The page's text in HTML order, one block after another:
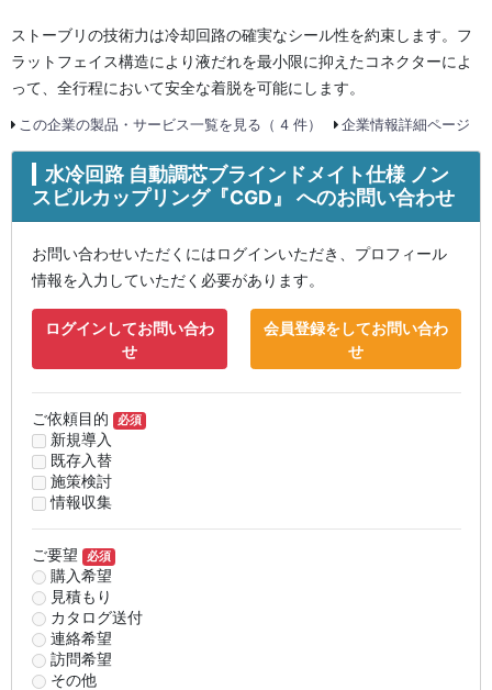
ストーブリの技術力は冷却回路の確実なシール性を約束します。フ
ラットフェイス構造により液だれを最小限に抑えたコネクターによ
って、全行程において安全な着脱を可能にします。
この企業の製品・サービス一覧を見る（ 4 件） 企業情報詳細ページ
水冷回路 自動調芯ブラインドメイト仕様 ノン
スピルカップリング『CGD』 へのお問い合わせ
お問い合わせいただくにはログインいただき、プロフィール
情報を入力していただく必要があります。
ログインしてお問い合わ
せ
会員登録をしてお問い合わ
せ
ご依頼目的 必須
新規導入
既存入替
施策検討
情報収集
ご要望 必須
購入希望
見積もり
カタログ送付
連絡希望
訪問希望
その他